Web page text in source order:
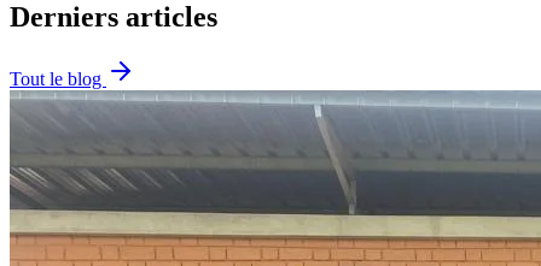
Derniers articles
Tout le blog